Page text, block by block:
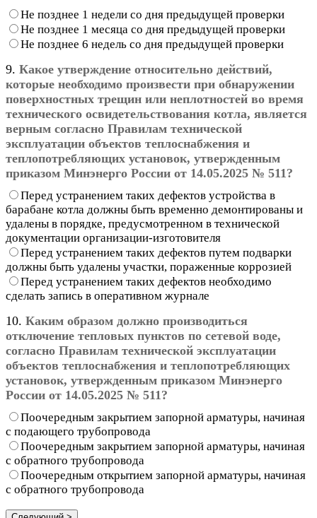
Не позднее 1 недели со дня предыдущей проверки
Не позднее 1 месяца со дня предыдущей проверки
Не позднее 6 недель со дня предыдущей проверки
9. Какое утверждение относительно действий,
которые необходимо произвести при обнаружении
поверхностных трещин или неплотностей во время
технического освидетельствования котла, является
верным согласно Правилам технической
эксплуатации объектов теплоснабжения и
теплопотребляющих установок, утвержденным
приказом Минэнерго России от 14.05.2025 № 511?
Перед устранением таких дефектов устройства в
барабане котла должны быть временно демонтированы и
удалены в порядке, предусмотренном в технической
документации организации-изготовителя
Перед устранением таких дефектов путем подварки
должны быть удалены участки, пораженные коррозией
Перед устранением таких дефектов необходимо
сделать запись в оперативном журнале
10. Каким образом должно производиться
отключение тепловых пунктов по сетевой воде,
согласно Правилам технической эксплуатации
объектов теплоснабжения и теплопотребляющих
установок, утвержденным приказом Минэнерго
России от 14.05.2025 № 511?
Поочередным закрытием запорной арматуры, начиная
с подающего трубопровода
Поочередным закрытием запорной арматуры, начиная
с обратного трубопровода
Поочередным открытием запорной арматуры, начиная
с обратного трубопровода